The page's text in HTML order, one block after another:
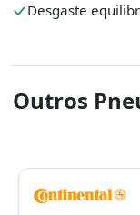
Desgaste
Outros